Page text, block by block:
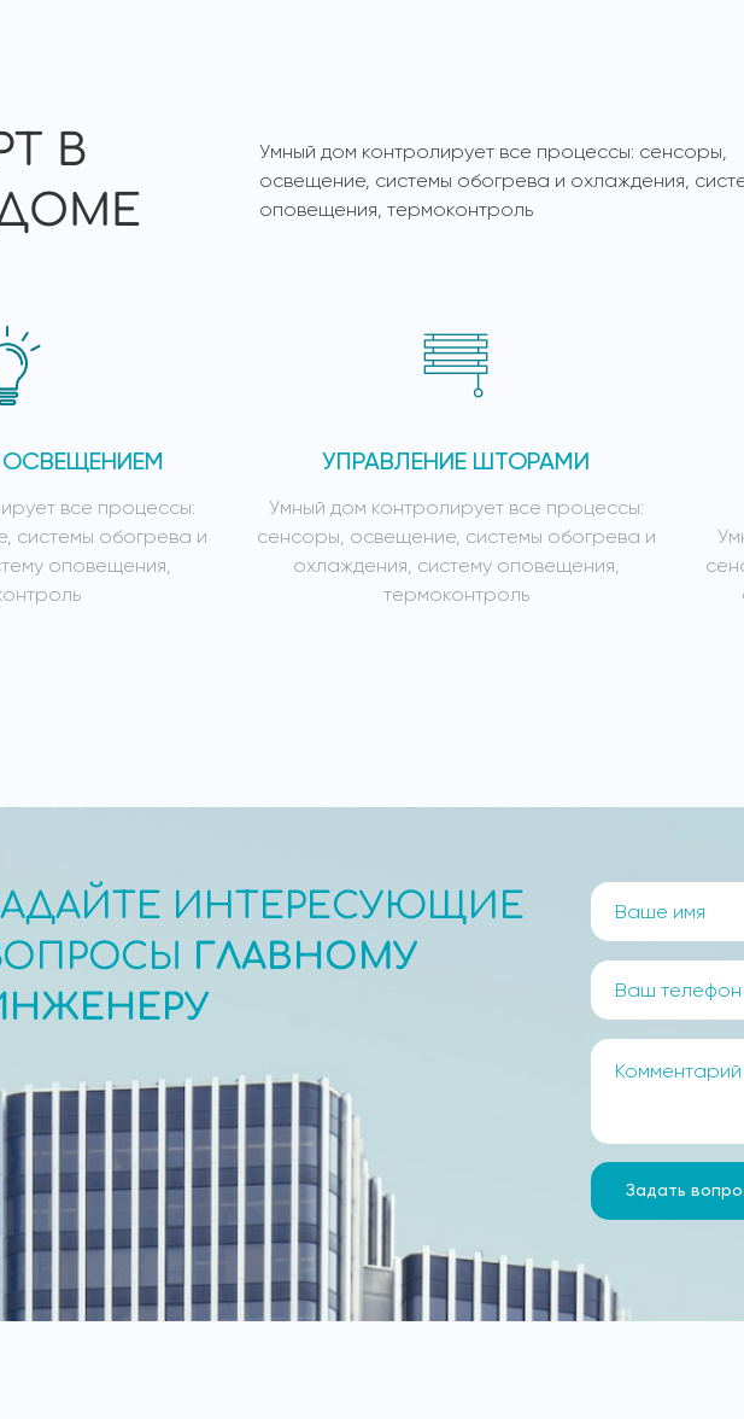
В
Умный дом контролирует все процессы: сенсоры,
освещение, системы обогрева и охлаждения,
оповещения, термоконтроль
ОСВЕЩЕНИЕМ
все процессы:
системы обогрева и
оповещения,
УПРАВЛЕНИЕ ШТОРАМИ
Умный дом контролирует все процессы:
сенсоры, освещение, системы обогрева и
охлаждения, систему оповещения,
термоконтроль
ИНТЕРЕСУЮЩИЕ
ГЛАВНОМУ
Задать